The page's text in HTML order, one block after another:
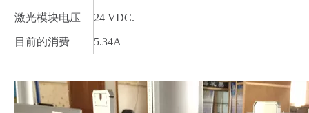
激光模块电压 24 VDC.
目前的消费 5.34A